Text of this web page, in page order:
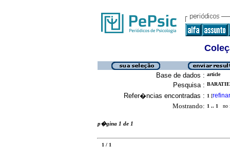
Base de dados : article
Pesquisa :
Refer�ncias encontradas : 1 [refinar
Mostrando: 1 .. 1 no
p�gina 1 de 1
1 / 1